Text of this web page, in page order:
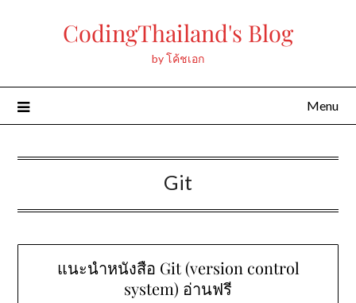
CodingThailand's Blog
by โค้ชเอก
Menu
Git
แนะนำหนังสือ Git (version control
system) อ่านฟรี